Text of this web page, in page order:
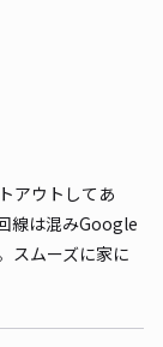
アウトしてあ
線は混みGoogle
スムーズに家に